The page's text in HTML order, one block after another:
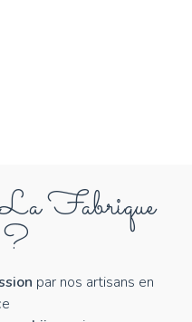
La Fabrique
?
par nos artisans en